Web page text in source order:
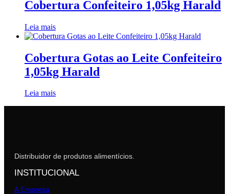
Cobertura Confeiteiro 1,05kg Harald
Leia mais
Cobertura Gotas ao Leite Confeiteiro
1,05kg Harald
Leia mais
Distribuidor de produtos alimentícios.
INSTITUCIONAL
A Empresa